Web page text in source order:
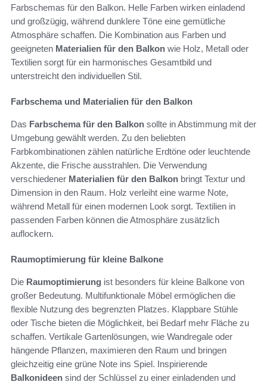
Farbschemas für den Balkon. Helle Farben wirken einladend
und großzügig, während dunklere Töne eine gemütliche
Atmosphäre schaffen. Die Kombination aus Farben und
geeigneten Materialien für den Balkon wie Holz, Metall oder
Textilien sorgt für ein harmonisches Gesamtbild und
unterstreicht den individuellen Stil.
Farbschema und Materialien für den Balkon
Das Farbschema für den Balkon sollte in Abstimmung mit der
Umgebung gewählt werden. Zu den beliebten
Farbkombinationen zählen natürliche Erdtöne oder leuchtende
Akzente, die Frische ausstrahlen. Die Verwendung
verschiedener Materialien für den Balkon bringt Textur und
Dimension in den Raum. Holz verleiht eine warme Note,
während Metall für einen modernen Look sorgt. Textilien in
passenden Farben können die Atmosphäre zusätzlich
auflockern.
Raumoptimierung für kleine Balkone
Die Raumoptimierung ist besonders für kleine Balkone von
großer Bedeutung. Multifunktionale Möbel ermöglichen die
flexible Nutzung des begrenzten Platzes. Klappbare Stühle
oder Tische bieten die Möglichkeit, bei Bedarf mehr Fläche zu
schaffen. Vertikale Gartenlösungen, wie Wandregale oder
hängende Pflanzen, maximieren den Raum und bringen
gleichzeitig eine grüne Note ins Spiel. Inspirierende
Balkonideen sind der Schlüssel zu einer einladenden und